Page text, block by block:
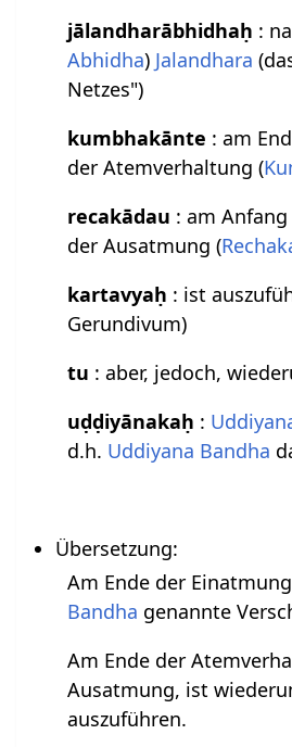
jālandharābhidhaḥ :
Abhidha) Jalandhara
Netzes")
kumbhakānte : am
der Atemverhaltung (
recakādau : am Anfang
der Ausatmung (
kartavyaḥ : ist
Gerundivum)
tu : aber, jedoch,
uḍḍiyānakaḥ :
d.h. Uddiyana Bandha
Übersetzung:
Am Ende der
Bandha genannte
Am Ende der
Ausatmung, ist
auszuführen.